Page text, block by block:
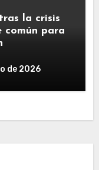
la crisis
común para
de 2026